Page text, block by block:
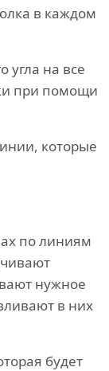
в каждом
угла на все
при помощи
которые
по линиям
нужное
в них
будет